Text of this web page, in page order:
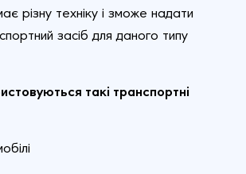
різну техніку і зможе надати
засіб для даного типу
такі транспортні